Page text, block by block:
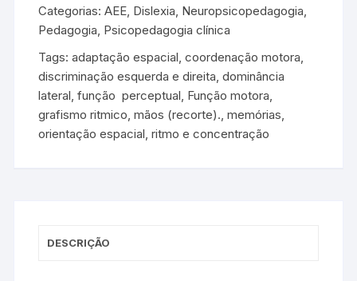
Categorias:AEE Dislexia Neuropsicopedagogia
Pedagogia Psicopedagogia clínica
Tags:adaptação espacial ,coordenação motora
discriminação esquerda e direita ,dominância
lateral ,função perceptual Função motora
grafismo ritmico ,mãos (recorte). ,memórias
orientação espacial ,ritmo e concentração
DESCRIÇÃO